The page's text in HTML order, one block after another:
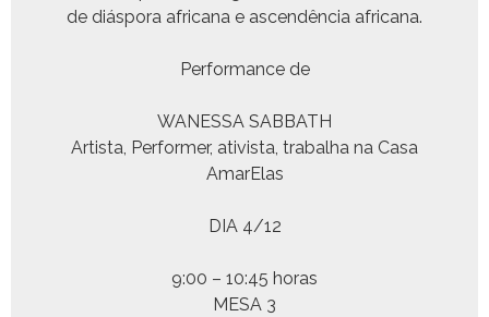
de diás­po­ra africana e ascendên­cia africana.
Per­for­mance de
WANESSA SABBATH
Artista, Per­former, ativista, tra­bal­ha na Casa
AmarElas
DIA 4/12
9:00 – 10:45 horas
MESA 3